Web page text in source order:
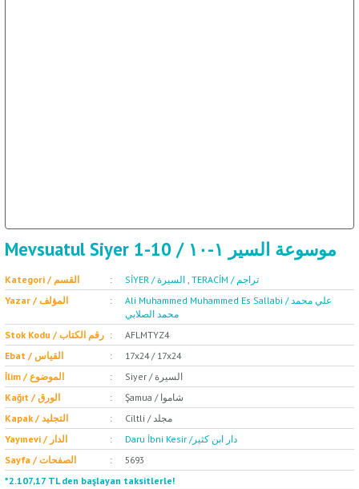
Mevsuatul Siyer 1-10 / موسوعة السير ١-١٠
Kategori / القسم SİYER / السيرة ,
TERACİM / تراجم
Yazar / المؤلف
Ali Muhammed Muhammed Es Sallabi / علي محمد
محمد الصلابي
Stok Kodu / رقم الكتاب
AFLMTYZ4
Ebat / القياس
17x24 / 17x24
İlim / الموضوع
Siyer / السيرة
Kağıt / الورق
Şamua / شاموا
Kapak / التجليد
Ciltli / مجلد
Yayınevi / الدار
Daru İbni Kesir /دار ابن كثير
Sayfa / الصفحات
5693
*2.107,17 TL den başlayan taksitlerle!